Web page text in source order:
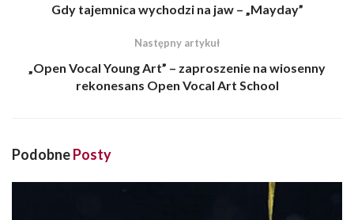
Gdy tajemnica wychodzi na jaw – „Mayday”
Następny artykuł
„Open Vocal Young Art” – zaproszenie na wiosenny
rekonesans Open Vocal Art School
PodobnePosty